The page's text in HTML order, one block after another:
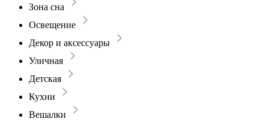
Зона сна
Освещение
Декор и аксессуары
Уличная
Детская
Кухни
Вешалки